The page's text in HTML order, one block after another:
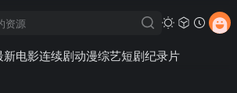
新电影连续剧动漫综艺短剧纪录片